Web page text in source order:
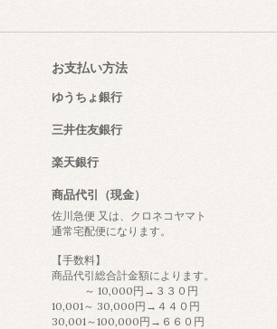
お支払い方法
ゆうちょ銀行
三井住友銀行
楽天銀行
商品代引（現金）
佐川急便 又は、クロネコヤマト
通常宅配便になります。
【手数料】
商品代引総合計金額によります。
～ 10,000円→３３０円
10,001～ 30,000円→４４０円
30,001～100,000円→６６０円